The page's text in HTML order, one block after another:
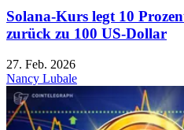
Solana-Kurs legt 10
zurück zu 100 US-Dollar
27. Feb. 2026
Nancy Lubale